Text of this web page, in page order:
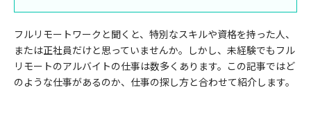
フルリモートワークと聞くと、特別なスキルや資格を持った人、
または正社員だけと思っていませんか。しかし、未経験でもフル
リモートのアルバイトの仕事は数多くあります。この記事ではど
のような仕事があるのか、仕事の探し方と合わせて紹介します。